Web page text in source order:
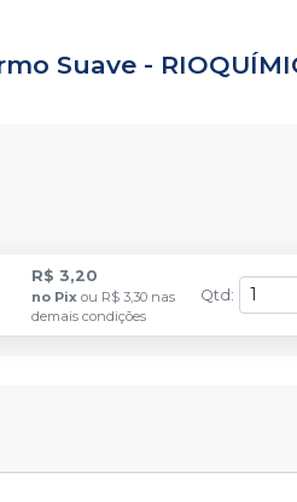
Suave -
R$ 3,20
no Pix ou R$ 3,30 nas
demais condições
Qtd :